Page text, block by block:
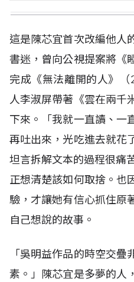
這是陳芯宜首次改編他人
書迷，曾向公視提案將《
完成《無法離開的人》（
人李淑屏帶著《雲在兩千
下來。「我就一直讀、一
再吐出來，光吃進去就花
坦言拆解文本的過程很痛
正想清楚該如何取捨。也
驗，才讓她有信心抓住原
自己想說的故事。
「吳明益作品的時空交
素。」陳芯宜是多夢的人